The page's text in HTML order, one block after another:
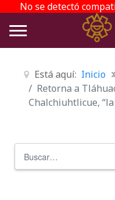
No se detectó
Está aquí: Inicio
Retorna a
Chalchiuhtlicue,